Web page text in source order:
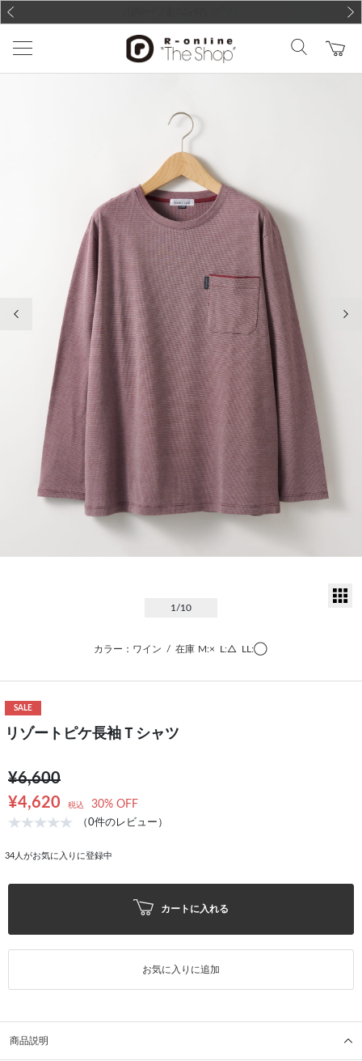
1 /10
カラー：ワイン / 在庫 M:× L:△ LL:◯
SALE
リゾートピケ長袖Ｔシャツ
¥6,600
¥4,620
税込 30% OFF
（0件のレビュー）
34 人がお気に入りに登録中
カートに入れる
お気に入りに追加
商品説明